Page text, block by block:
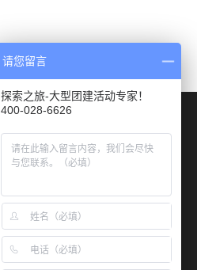
2020 - 03 - 25
官方微博
请您留言
探索之旅-大型团建活动专家！
400-028-6626